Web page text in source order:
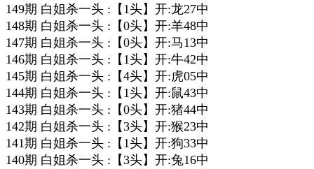
149期 白姐杀一头 :【1头】开:龙27中
148期 白姐杀一头 :【0头】开:羊48中
147期 白姐杀一头 :【0头】开:马13中
146期 白姐杀一头 :【1头】开:牛42中
145期 白姐杀一头 :【4头】开:虎05中
144期 白姐杀一头 :【1头】开:鼠43中
143期 白姐杀一头 :【0头】开:猪44中
142期 白姐杀一头 :【3头】开:猴23中
141期 白姐杀一头 :【1头】开:狗33中
140期 白姐杀一头 :【3头】开:兔16中